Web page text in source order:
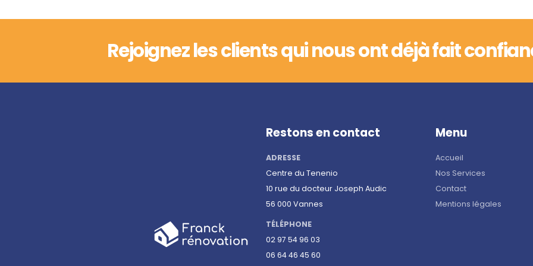
Rejoignez les clients qui nous ont déjà fait
Restons en contact
ADRESSE
Centre du Tenenio
10 rue du docteur Joseph Audic
56 000 Vannes
TÉLÉPHONE
02 97 54 96 03
06 64 46 45 60
Menu
Accueil
Nos Services
Contact
Mentions légales